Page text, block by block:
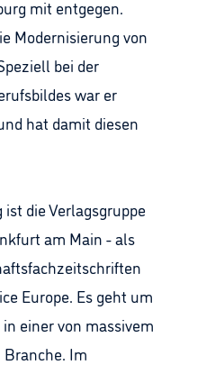
mit entgegen.
Modernisierung von
bei der
war er
hat damit diesen
die Verlagsgruppe
am Main - als
Europe. Es geht um
einer von massivem
Im